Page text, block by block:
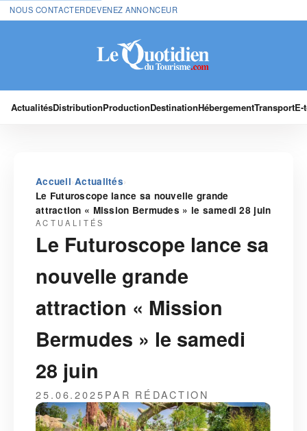
NOUS CONTACTERDEVENEZ ANNONCEUR
ActualitésDistributionProductionDestinationHébergementTransport
Accueil›Actualités›
Le Futuroscope lance sa nouvelle grande
attraction « Mission Bermudes » le samedi 28 juin
ACTUALITÉS
Le Futuroscope lance sa
nouvelle grande
attraction « Mission
Bermudes » le samedi
28 juin
25.06.2025PAR RÉDACTION